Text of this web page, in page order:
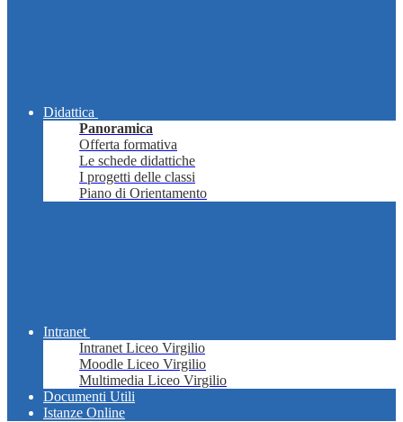
Didattica
Panoramica
Offerta formativa
Le schede didattiche
I progetti delle classi
Piano di Orientamento
Intranet
Intranet Liceo Virgilio
Moodle Liceo Virgilio
Multimedia Liceo Virgilio
Documenti Utili
Istanze Online